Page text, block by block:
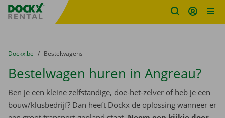
Fratello DEMO
U bevindt zich hier:
van
Dockx.be naar
Bestelwagens
Bestelwagen huren in Angreau?
Ben je een kleine zelfstandige, doe-het-zelver of heb je een
bouw/klusbedrijf? Dan heeft Dockx de oplossing wanneer er